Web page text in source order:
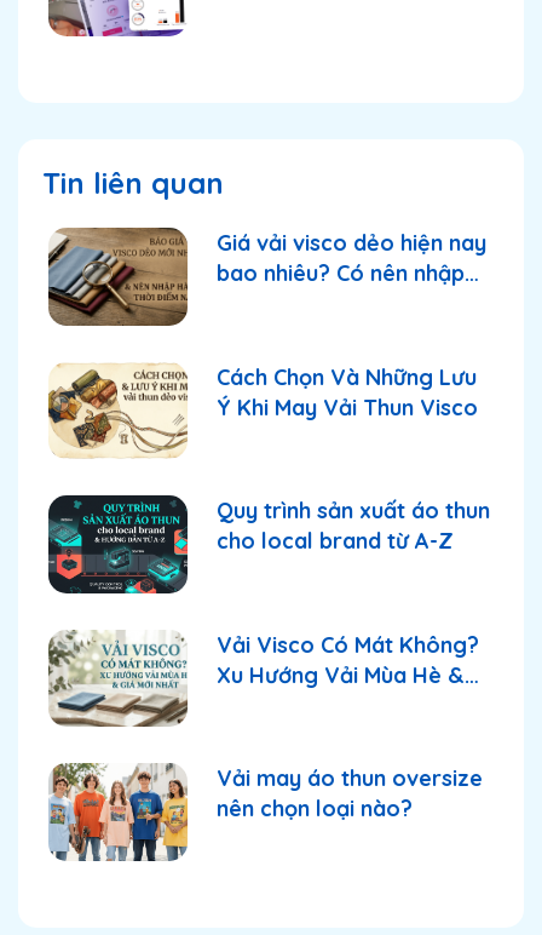
Tin liên quan
Giá vải visco dẻo hiện nay
bao nhiêu? Có nên nhập
Cách Chọn Và Những Lưu
Ý Khi May Vải Thun Visco
Quy trình sản xuất áo thun
cho local brand từ A-Z
Vải Visco Có Mát Không?
Xu Hướng Vải Mùa Hè &
Vải may áo thun oversize
nên chọn loại nào?